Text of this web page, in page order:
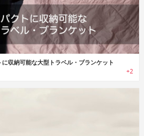
収納可能な大型トラベル・ブランケット
+2